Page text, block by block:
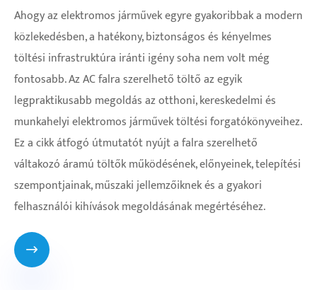
Ahogy az elektromos járművek egyre gyakoribbak a modern
közlekedésben, a hatékony, biztonságos és kényelmes
töltési infrastruktúra iránti igény soha nem volt még
fontosabb. Az AC falra szerelhető töltő az egyik
legpraktikusabb megoldás az otthoni, kereskedelmi és
munkahelyi elektromos járművek töltési forgatókönyveihez.
Ez a cikk átfogó útmutatót nyújt a falra szerelhető
váltakozó áramú töltők működésének, előnyeinek, telepítési
szempontjainak, műszaki jellemzőiknek és a gyakori
felhasználói kihívások megoldásának megértéséhez.
